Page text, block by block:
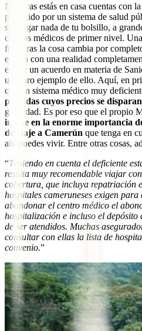
Mientras estás en casa cuentas con
protegido por un sistema de salud
sin pagar nada de tu bolsillo, a
centros médicos de primer nivel. Una
fronteras la cosa cambia por
espera con una realidad
existir un acuerdo en materia de
un claro ejemplo de ello. Aquí, en
con un sistema médico muy
privadas cuyos precios se
gravedad. Es por eso que el propio
insiste en la enorme importancia
de viaje a Camerún que tenga en
ahí puedes vivir. Entre otras cosas,
“Teniendo en cuenta el deficiente
resulta muy recomendable viajar
cobertura, que incluya repatriación
hospitales cameruneses exigen
abandonar el centro médico el
hospitalización e incluso el depósito
de ser atendidos. Muchas
consultar con ellas la lista de
convenio.”